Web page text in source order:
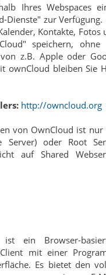
Ihres Webspaces
Dienste" zur
Kontakte, Fotos
speichern, ohne
z.B. Apple oder
ownCloud bleiben Sie
http://owncloud.org
von OwnCloud ist nur
Server) oder Root
auf Shared
ist ein Browser-
mit einer
Es bietet den